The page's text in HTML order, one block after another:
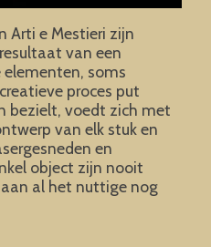
Arti e Mestieri zijn
van een
soms
proces put
bezielt, voedt zich met
van elk stuk en
en
object zijn nooit
al het nuttige nog